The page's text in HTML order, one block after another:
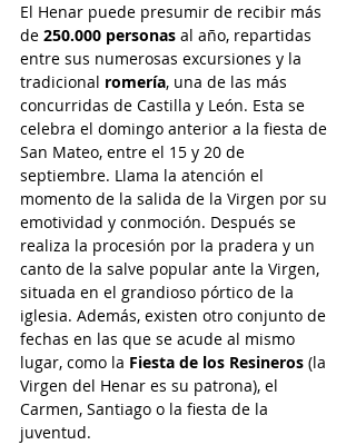
El Henar puede presumir de recibir más
de 250.000 personas al año, repartidas
entre sus numerosas excursiones y la
tradicional romería, una de las más
concurridas de Castilla y León. Esta se
celebra el domingo anterior a la fiesta de
San Mateo, entre el 15 y 20 de
septiembre. Llama la atención el
momento de la salida de la Virgen por su
emotividad y conmoción. Después se
realiza la procesión por la pradera y un
canto de la salve popular ante la Virgen,
situada en el grandioso pórtico de la
iglesia. Además, existen otro conjunto de
fechas en las que se acude al mismo
lugar, como la Fiesta de los Resineros (la
Virgen del Henar es su patrona), el
Carmen, Santiago o la fiesta de la
juventud.